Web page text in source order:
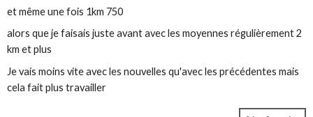
et même une fois 1km 750
alors que je faisais juste avant avec les moyennes régulièrement 2
km et plus
Je vais moins vite avec les nouvelles qu'avec les précédentes mais
cela fait plus travailler